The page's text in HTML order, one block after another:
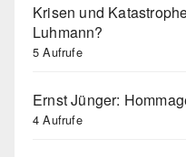
Krisen und
Luhmann?
5 Aufrufe
Ernst Jünger:
4 Aufrufe